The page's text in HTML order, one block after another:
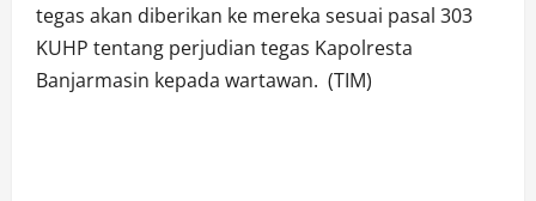
tegas akan diberikan ke mereka sesuai pasal 303
KUHP tentang perjudian tegas Kapolresta
Banjarmasin kepada wartawan. (TIM)